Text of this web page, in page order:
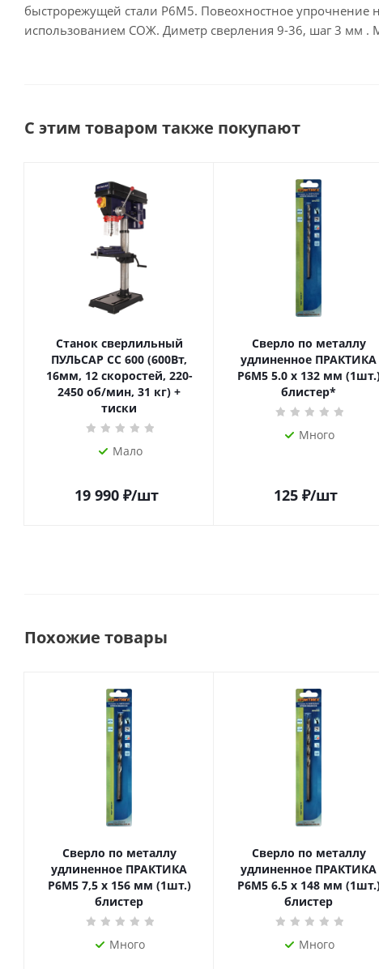
быстрорежущей стали Р6М5. Повеохностное упрочнение
использованием СОЖ. Диметр сверления 9-36, шаг 3 мм .
С этим товаром также покупают
Станок сверлильный
ПУЛЬСАР СС 600 (600Вт,
16мм, 12 скоростей, 220-
2450 об/мин, 31 кг) +
тиски
Мало
19 990₽/шт
Сверло по металлу
удлиненное ПРАКТИКА
Р6М5 5.0 х 132 мм (1шт.)
блистер*
Много
125 ₽/шт
Похожие товары
Сверло по металлу
удлиненное ПРАКТИКА
Р6М5 7,5 х 156 мм (1шт.)
блистер
Много
Сверло по металлу
удлиненное ПРАКТИКА
Р6М5 6.5 х 148 мм (1шт.)
блистер
Много